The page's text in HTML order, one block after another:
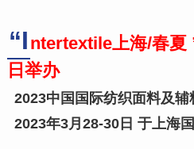
“I ntertextile上海/春夏
日举办
2023中国国际纺织面料及
2023年3月28-30日 于上海国